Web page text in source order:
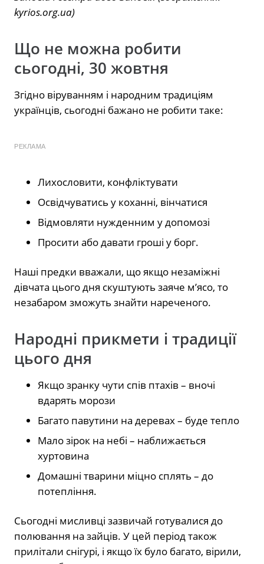
kyrios.org.ua)
Що не можна робити
сьогодні, 30 жовтня
Згідно віруванням і народним традиціям
українців, сьогодні бажано не робити таке:
РЕКЛАМА
Лихословити, конфліктувати
Освідчуватись у коханні, вінчатися
Відмовляти нужденним у допомозі
Просити або давати гроші у борг.
Наші предки вважали, що якщо незаміжні
дівчата цього дня скуштують заяче м’ясо, то
незабаром зможуть знайти нареченого.
Народні прикмети і традиції
цього дня
Якщо зранку чути спів птахів – вночі
вдарять морози
Багато павутини на деревах – буде тепло
Мало зірок на небі – наближається
хуртовина
Домашні тварини міцно сплять – до
потепління.
Сьогодні мисливці зазвичай готувалися до
полювання на зайців. У цей період також
прилітали снігурі, і якщо їх було багато, вірили,